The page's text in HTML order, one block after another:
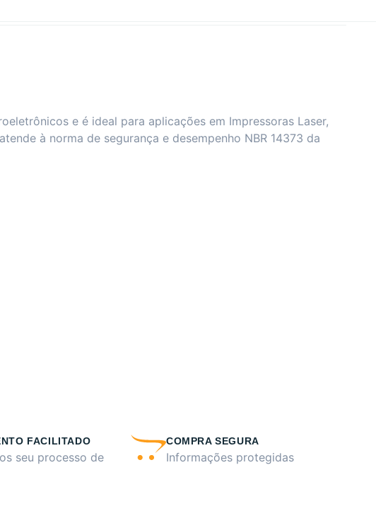
e é ideal para aplicações em Impressoras Laser,
à norma de segurança e desempenho NBR 14373 da
FACILITADO
seu processo de
COMPRA SEGURA
Informações protegidas